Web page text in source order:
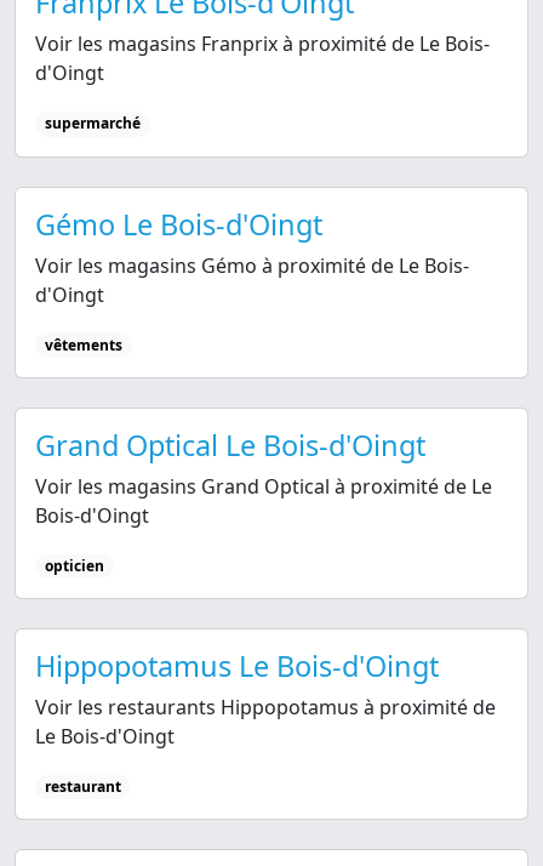
Voir les magasins Franprix à proximité de Le Bois-
d'Oingt
supermarché
Gémo Le Bois-d'Oingt
Voir les magasins Gémo à proximité de Le Bois-
d'Oingt
vêtements
Grand Optical Le Bois-d'Oingt
Voir les magasins Grand Optical à proximité de Le
Bois-d'Oingt
opticien
Hippopotamus Le Bois-d'Oingt
Voir les restaurants Hippopotamus à proximité de
Le Bois-d'Oingt
restaurant